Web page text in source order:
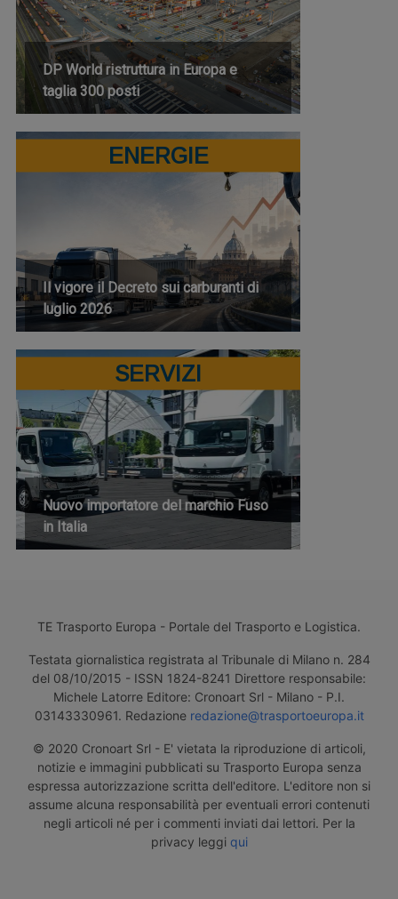
DP World ristruttura in Europa e
taglia 300 posti
ENERGIE
Il vigore il Decreto sui carburanti di
luglio 2026
SERVIZI
Nuovo importatore del marchio Fuso
in Italia
TE Trasporto Europa - Portale del Trasporto e Logistica.
Testata giornalistica registrata al Tribunale di Milano n. 284
del 08/10/2015 - ISSN 1824-8241 Direttore responsabile:
Michele Latorre Editore: Cronoart Srl - Milano - P.I.
03143330961. Redazione redazione@trasportoeuropa.it
© 2020 Cronoart Srl - E' vietata la riproduzione di articoli,
notizie e immagini pubblicati su Trasporto Europa senza
espressa autorizzazione scritta dell'editore. L'editore non si
assume alcuna responsabilità per eventuali errori contenuti
negli articoli né per i commenti inviati dai lettori. Per la
privacy leggi qui